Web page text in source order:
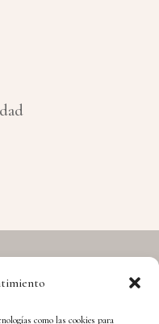
como las cookies para